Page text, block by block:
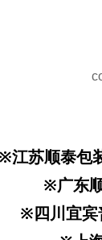
※江苏顺泰包
※广东
※四川宜宾